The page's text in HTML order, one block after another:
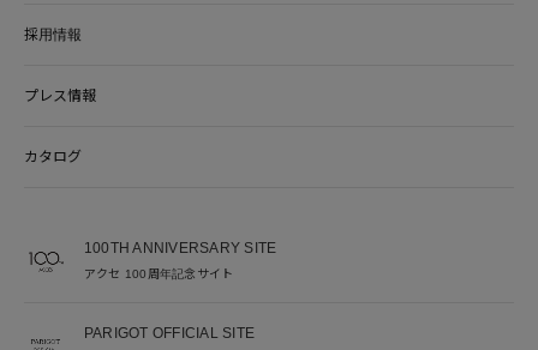
採用情報
プレス情報
カタログ
100TH ANNIVERSARY SITE
アクセ 100周年記念サイト
PARIGOT OFFICIAL SITE